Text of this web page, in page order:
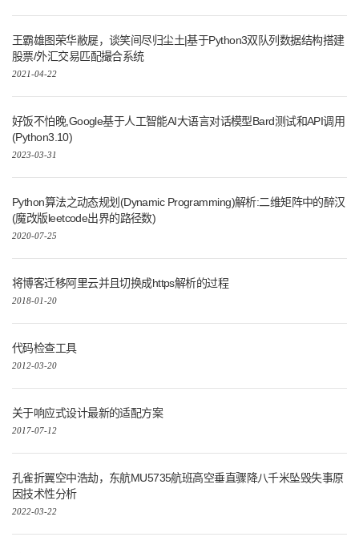
王霸雄图荣华敝屣，谈笑间尽归尘土|基于Python3双队列数据结构搭建
股票/外汇交易匹配撮合系统
2021-04-22
好饭不怕晚,Google基于人工智能AI大语言对话模型Bard测试和API调用
(Python3.10)
2023-03-31
Python算法之动态规划(Dynamic Programming)解析:二维矩阵中的醉汉
(魔改版leetcode出界的路径数)
2020-07-25
将博客迁移阿里云并且切换成https解析的过程
2018-01-20
代码检查工具
2012-03-20
关于响应式设计最新的适配方案
2017-07-12
孔雀折翼空中浩劫，东航MU5735航班高空垂直骤降八千米坠毁失事原
因技术性分析
2022-03-22